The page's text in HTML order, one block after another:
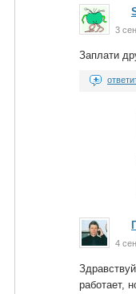
3
Заплати
4
работает,